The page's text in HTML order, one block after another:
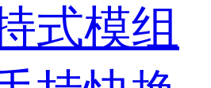
式模组